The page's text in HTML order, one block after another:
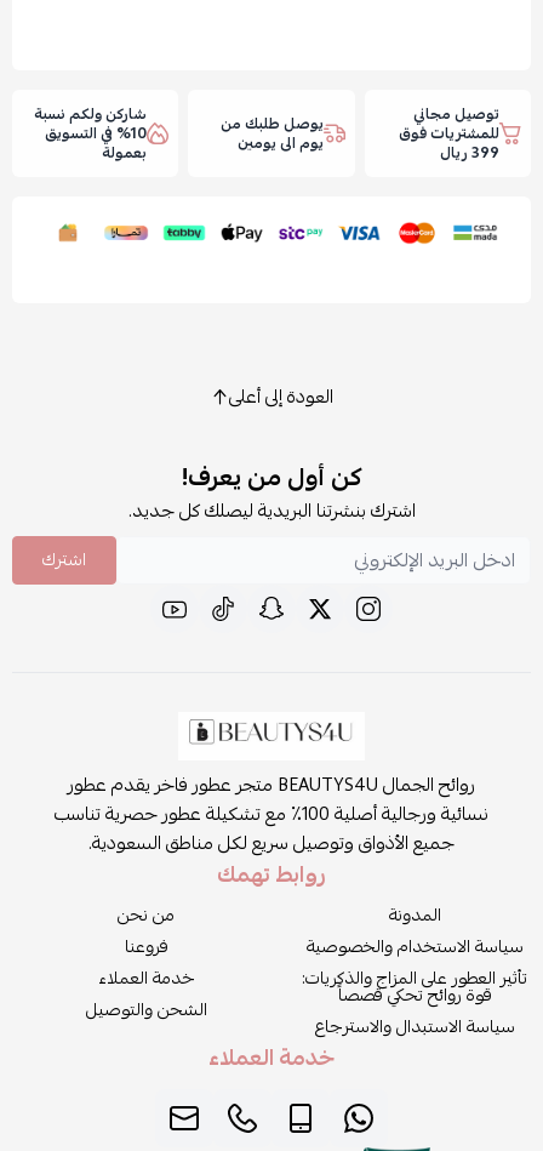
توصيل مجاني
للمشتريات فوق
399 ريال
يوصل طلبك من
يوم الى يومين
شاركن ولكم نسبة
10% في التسويق
بعمولة
العودة إلى أعلى
كن أول من يعرف!
اشترك بنشرتنا البريدية ليصلك كل جديد.
اشترك
روائح الجمال BEAUTYS4U متجر عطور فاخر يقدم عطور
نسائية ورجالية أصلية 100٪ مع تشكيلة عطور حصرية تناسب
جميع الأذواق وتوصيل سريع لكل مناطق السعودية.
روابط تهمك
المدونة
سياسة الاستخدام والخصوصية
تأثير العطور على المزاج والذكريات:
قوة روائح تحكي قصصاً
سياسة الاستبدال والاسترجاع
من نحن
فروعنا
خدمة العملاء
الشحن والتوصيل
خدمة العملاء